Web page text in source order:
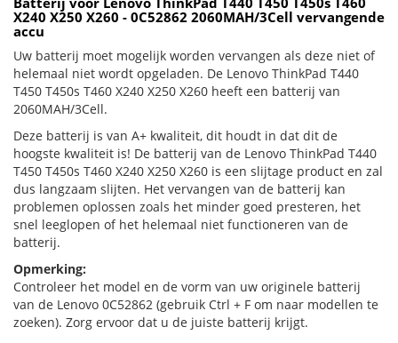
X240 X250 X260 - 0C52862 2060MAH/3Cell vervangende
accu
Uw batterij moet mogelijk worden vervangen als deze niet of
helemaal niet wordt opgeladen. De Lenovo ThinkPad T440
T450 T450s T460 X240 X250 X260 heeft een batterij van
2060MAH/3Cell.
Deze batterij is van A+ kwaliteit, dit houdt in dat dit de
hoogste kwaliteit is! De batterij van de Lenovo ThinkPad T440
T450 T450s T460 X240 X250 X260 is een slijtage product en zal
dus langzaam slijten. Het vervangen van de batterij kan
problemen oplossen zoals het minder goed presteren, het
snel leeglopen of het helemaal niet functioneren van de
batterij.
Opmerking:
Controleer het model en de vorm van uw originele batterij
van de Lenovo 0C52862 (gebruik Ctrl + F om naar modellen te
zoeken). Zorg ervoor dat u de juiste batterij krijgt.